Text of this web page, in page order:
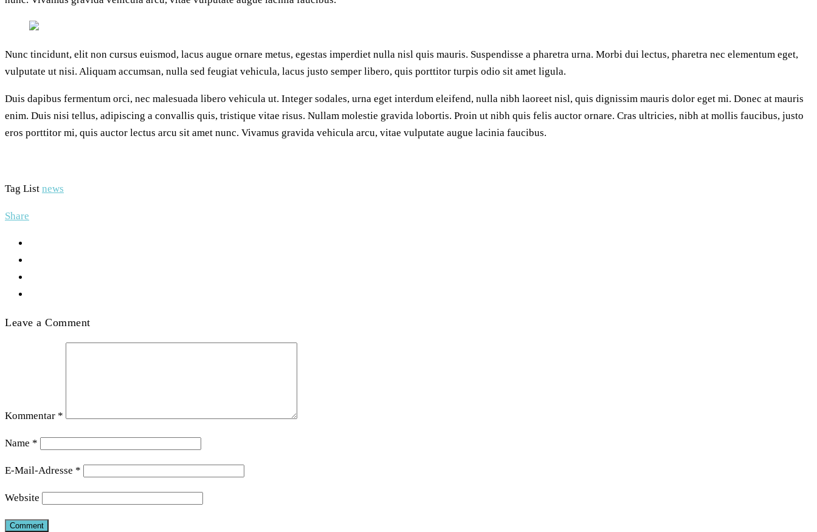
Nunc tincidunt, elit non cursus euismod, lacus augue ornare metus, egestas imperdiet nulla nisl quis mauris. Suspendisse a pharetra urna. Morbi dui lectus, pharetra nec elementum eget,
vulputate ut nisi. Aliquam accumsan, nulla sed feugiat vehicula, lacus justo semper libero, quis porttitor turpis odio sit amet ligula.
Duis dapibus fermentum orci, nec malesuada libero vehicula ut. Integer sodales, urna eget interdum eleifend, nulla nibh laoreet nisl, quis dignissim mauris dolor eget mi. Donec at mauris
enim. Duis nisi tellus, adipiscing a convallis quis, tristique vitae risus. Nullam molestie gravida lobortis. Proin ut nibh quis felis auctor ornare. Cras ultricies, nibh at mollis faucibus, justo
eros porttitor mi, quis auctor lectus arcu sit amet nunc. Vivamus gravida vehicula arcu, vitae vulputate augue lacinia faucibus.
Tag List news
Share
Leave a Comment
Kommentar *
Name *
E-Mail-Adresse *
Website